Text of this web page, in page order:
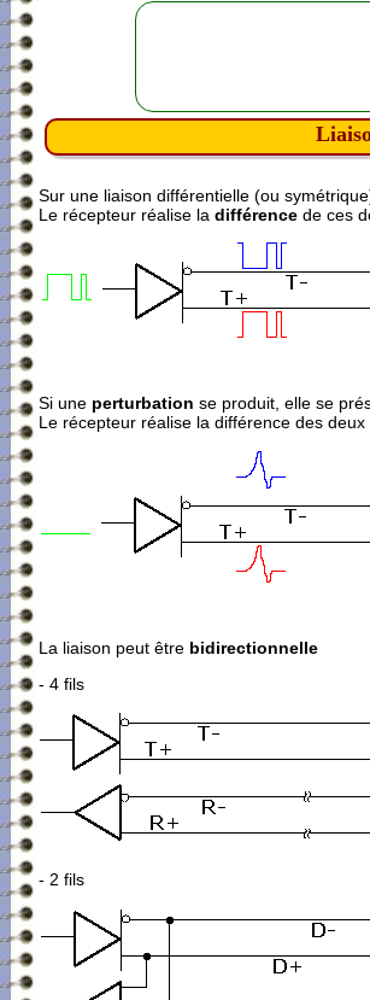
Sur une liaison différentielle (ou
Le récepteur réalise la différencede ces
Si une perturbation se produit, elle se
Le récepteur réalise la différence des
La liaison peut être bidirectionnelle
- 4 fils
- 2 fils